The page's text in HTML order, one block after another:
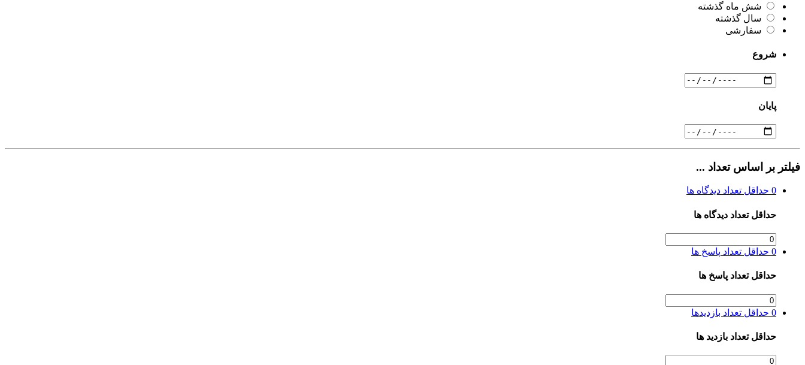
شش ماه گذشته
سال گذشته
سفارشی
شروع
پایان
فیلتر بر اساس تعداد ...
0 حداقل تعداد دیدگاه ها
حداقل تعداد دیدگاه ها
0 حداقل تعداد پاسخ ها
حداقل تعداد پاسخ ها
0 حداقل تعداد بازدیدها
حداقل تعداد بازدید ها